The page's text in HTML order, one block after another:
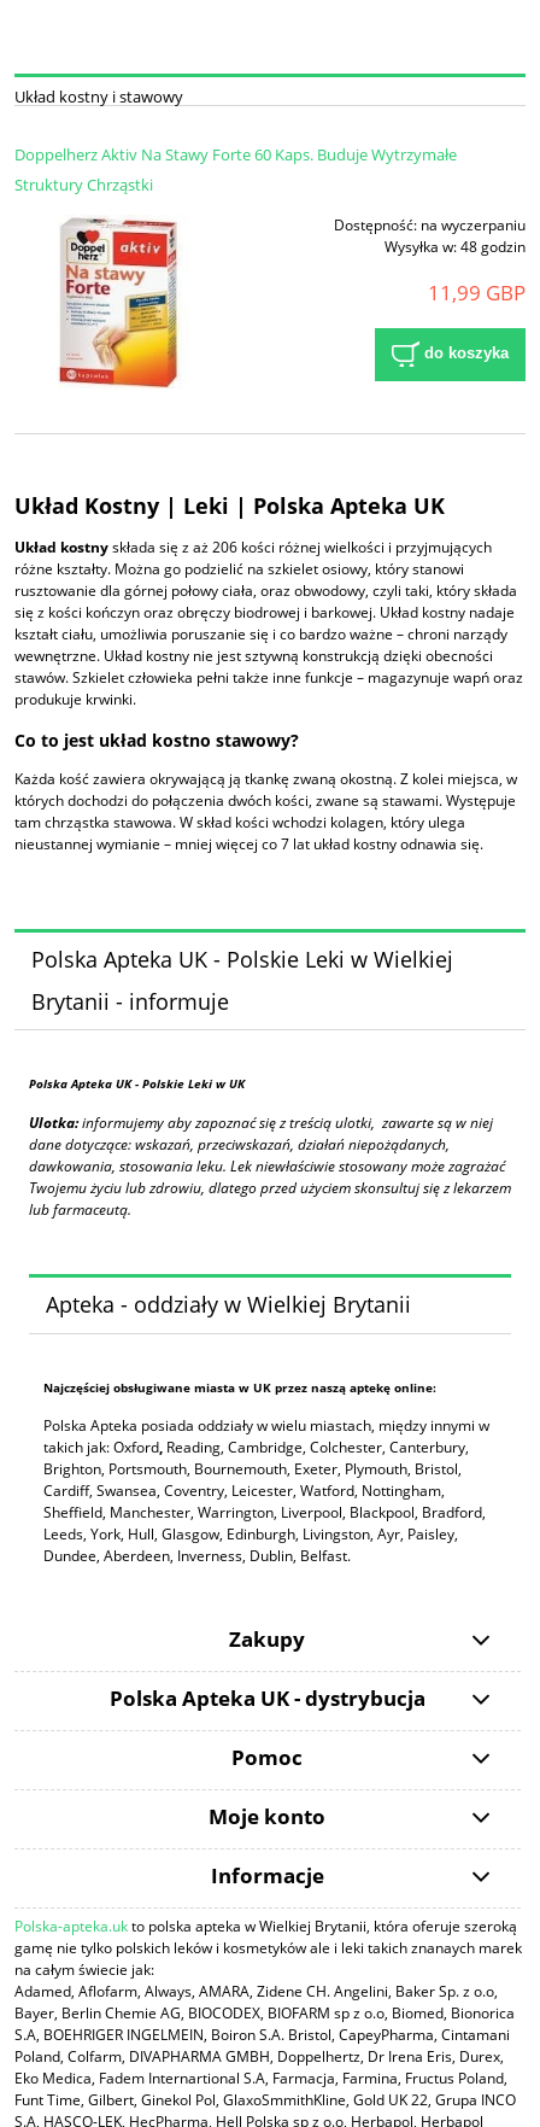
Układ kostny i stawowy
Doppelherz Aktiv Na Stawy Forte 60 Kaps. Buduje Wytrzymałe
Struktury Chrząstki
Dostępność: na wyczerpaniu
Wysyłka w:48 godzin
11,99 GBP
do koszyka
Układ Kostny | Leki | Polska Apteka UK
Układ kostnyskłada się z aż 206 kości różnej wielkości i przyjmujących
różne kształty. Można go podzielić na szkielet osiowy, który stanowi
rusztowanie dla górnej połowy ciała, oraz obwodowy, czyli taki, który składa
się z kości kończyn oraz obręczy biodrowej i barkowej. Układ kostny nadaje
kształt ciału, umożliwia poruszanie się i co bardzo ważne – chroni narządy
wewnętrzne. Układ kostny nie jest sztywną konstrukcją dzięki obecności
stawów. Szkielet człowieka pełni także inne funkcje – magazynuje wapń oraz
produkuje krwinki.
Co to jest układ kostno stawowy?
Każda kość zawiera okrywającą ją tkankę zwaną okostną. Z kolei miejsca, w
których dochodzi do połączenia dwóch kości, zwane są stawami. Występuje
tam chrząstka stawowa. W skład kości wchodzi kolagen, który ulega
nieustannej wymianie – mniej więcej co 7 lat układ kostny odnawia się.
Polska Apteka UK - Polskie Leki w Wielkiej
Brytanii - informuje
Polska Apteka UK- Polskie Leki w UK
Ulotka:informujemy aby zapoznać się z treścią ulotki, zawarte są w niej
dane dotyczące: wskazań, przeciwskazań, działań niepożądanych,
dawkowania, stosowania leku. Lek niewłaściwie stosowany może zagrażać
Twojemu życiu lub zdrowiu, dlatego przed użyciem skonsultuj się z lekarzem
lub farmaceutą.
Apteka - oddziały w Wielkiej Brytanii
Najczęściej obsługiwane miasta w UK przez naszą aptekę online:
Polska Apteka posiada oddziały w wielu miastach, między innymi w
takich jak: Oxford, Reading, Cambridge, Colchester, Canterbury,
Brighton, Portsmouth, Bournemouth, Exeter, Plymouth, Bristol,
Cardiff, Swansea, Coventry, Leicester, Watford, Nottingham,
Sheffield, Manchester, Warrington, Liverpool, Blackpool, Bradford,
Leeds, York, Hull, Glasgow, Edinburgh, Livingston, Ayr, Paisley,
Dundee, Aberdeen, Inverness, Dublin, Belfast.
Zakupy
Polska Apteka UK - dystrybucja
Pomoc
Moje konto
Informacje
Polska-apteka.ukto polska apteka w Wielkiej Brytanii, która oferuje szeroką
gamę nie tylko polskich leków i kosmetyków ale i leki takich znanaych marek
na całym świecie jak:
Adamed, Aflofarm, Always, AMARA, Zidene CH. Angelini, Baker Sp. z o.o,
Bayer, Berlin Chemie AG, BIOCODEX, BIOFARM sp z o.o, Biomed, Bionorica
S.A, BOEHRIGER INGELMEIN, Boiron S.A. Bristol, CapeyPharma, Cintamani
Poland, Colfarm, DIVAPHARMA GMBH, Doppelhertz, Dr Irena Eris, Durex,
Eko Medica, Fadem Internartional S.A, Farmacja, Farmina, Fructus Poland,
Funt Time, Gilbert, Ginekol Pol, GlaxoSmmithKline, Gold UK 22, Grupa INCO
S.A, HASCO-LEK, HecPharma, Hell Polska sp z o.o, Herbapol, Herbapol